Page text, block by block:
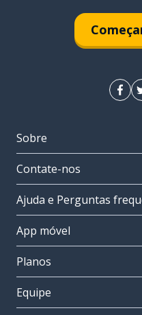
Sobre
Contate-nos
Ajuda e Perguntas
App móvel
Planos
Equipe